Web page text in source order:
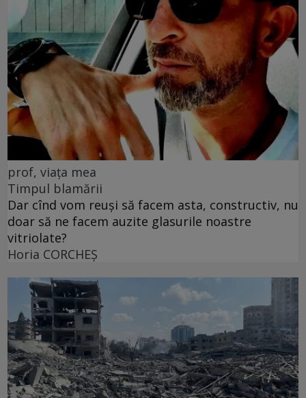
prof, viața mea
Timpul blamării
Dar cînd vom reuși să facem asta, constructiv, nu
doar să ne facem auzite glasurile noastre
vitriolate?
Horia CORCHEŞ